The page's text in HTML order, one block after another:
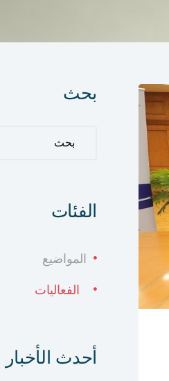
بحث
الفئات
المواضيع
الفعاليات
أحدث الأخبار